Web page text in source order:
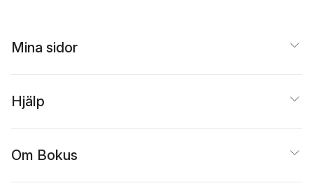
Mina sidor
Hjälp
Om Bokus